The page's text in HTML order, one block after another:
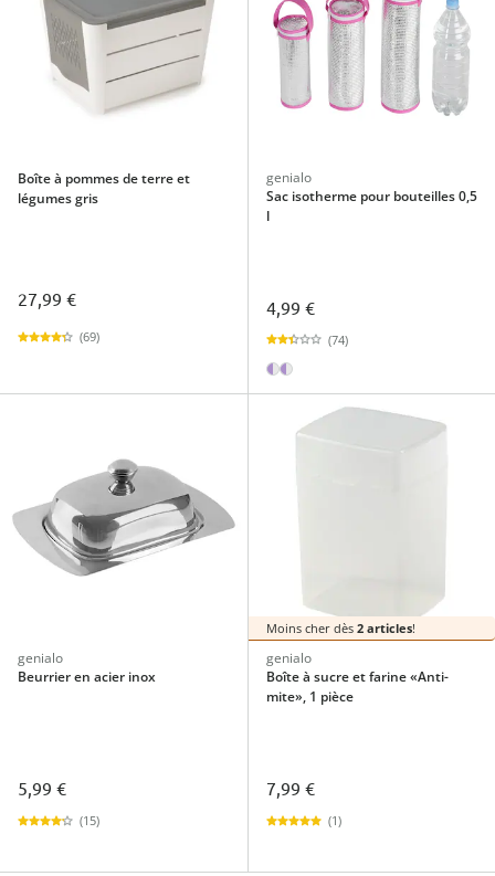
Boîte à pommes de terre et
légumes gris
27,99 €
(69)
genialo
Sac isotherme pour bouteilles 0,5
l
4,99 €
(74)
genialo
Beurrier en acier inox
5,99 €
(15)
Moins cher dès 2 articles!
genialo
Boîte à sucre et farine «Anti-
mite», 1 pièce
7,99 €
(1)